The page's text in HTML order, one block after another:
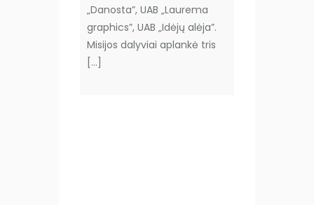
„Danosta”, UAB „Laurema
graphics”, UAB „Idėjų alėja”.
Misijos dalyviai aplankė tris
[…]